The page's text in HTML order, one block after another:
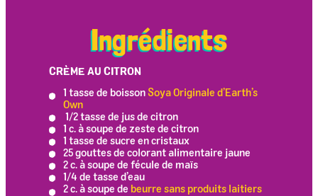
Ingrédients
CRÈME AU CITRON
1 tasse de boisson Soya Originale d’Earth’s
Own
1/2 tasse de jus de citron
1 c. à soupe de zeste de citron
1 tasse de sucre en cristaux
25 gouttes de colorant alimentaire jaune
2 c. à soupe de fécule de maïs
1/4 de tasse d’eau
2 c. à soupe de beurre sans produits laitiers